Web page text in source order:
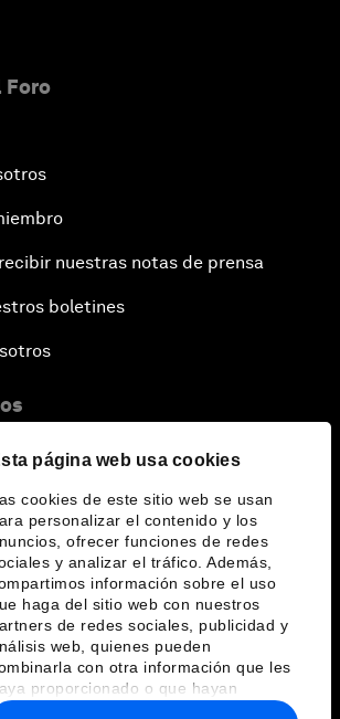
página web usa cookies
cookies de este sitio web se usan
personalizar el contenido y los
ofrecer funciones de redes
y analizar el tráfico. Además,
información sobre el uso
haga del sitio web con nuestros
de redes sociales, publicidad y
web, quienes pueden
con otra información que les
proporcionado o que hayan
a partir del uso que haya
Foro
nuestras notas de prensa
boletines
el Foro
idiomas